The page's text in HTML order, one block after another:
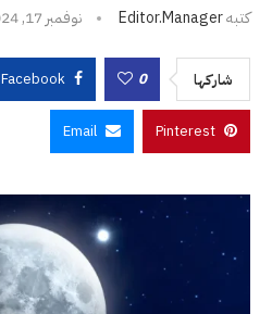
كتبهEditor.manager نوفمبر 17, 2024
شاركها 0
Facebook
Pinterest
Email